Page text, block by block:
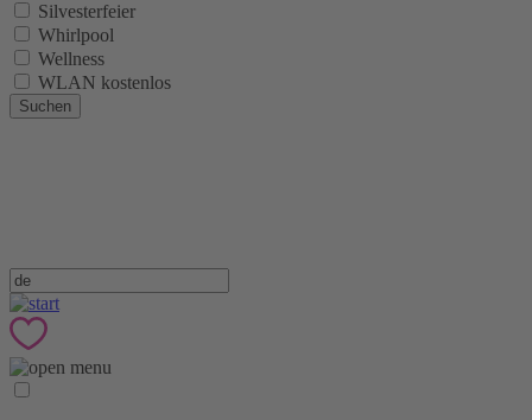
Silvesterfeier
Whirlpool
Wellness
WLAN kostenlos
Suchen